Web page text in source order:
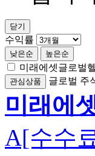
닫기
수익률
낮은순 높은순
미래에셋글로벌
관심상품 글로벌 주
미래에
A[수수